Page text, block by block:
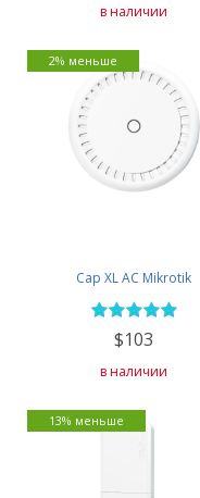
в наличии
Cap XL AC Mikrotik
$103
в наличии
2% меньше
13% меньше